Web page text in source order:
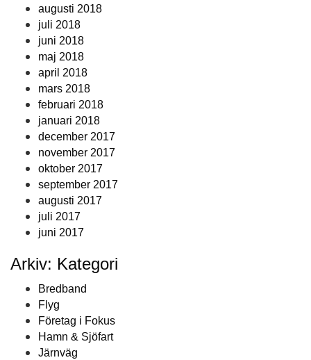
augusti 2018
juli 2018
juni 2018
maj 2018
april 2018
mars 2018
februari 2018
januari 2018
december 2017
november 2017
oktober 2017
september 2017
augusti 2017
juli 2017
juni 2017
Arkiv: Kategori
Bredband
Flyg
Företag i Fokus
Hamn & Sjöfart
Järnväg